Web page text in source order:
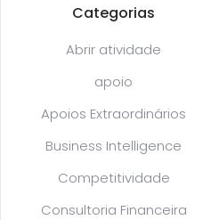
Categorias
Abrir atividade
apoio
Apoios Extraordinários
Business Intelligence
Competitividade
Consultoria Financeira